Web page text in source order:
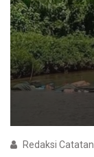
Redaksi Catatan